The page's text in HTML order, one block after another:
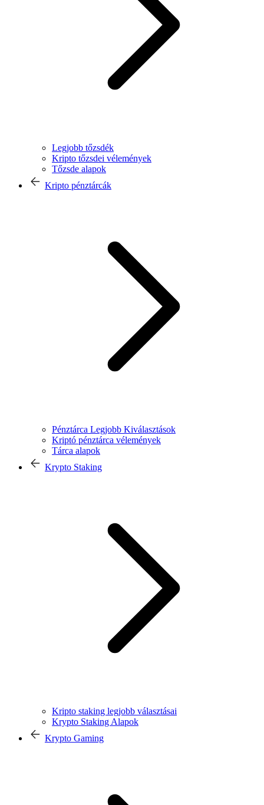
Legjobb tőzsdék
Kripto tőzsdei vélemények
Tőzsde alapok
Kripto pénztárcák
Pénztárca Legjobb Kiválasztások
Kriptó pénztárca vélemények
Tárca alapok
Krypto Staking
Kripto staking legjobb választásai
Krypto Staking Alapok
Krypto Gaming